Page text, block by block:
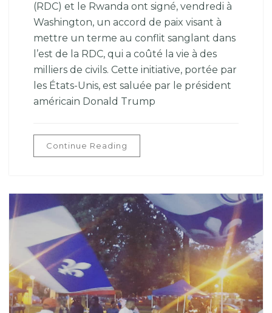
(RDC) et le Rwanda ont signé, vendredi à
Washington, un accord de paix visant à
mettre un terme au conflit sanglant dans
l’est de la RDC, qui a coûté la vie à des
milliers de civils. Cette initiative, portée par
les États-Unis, est saluée par le président
américain Donald Trump
Continue Reading